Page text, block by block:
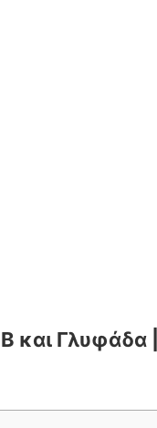
και Γλυφάδα